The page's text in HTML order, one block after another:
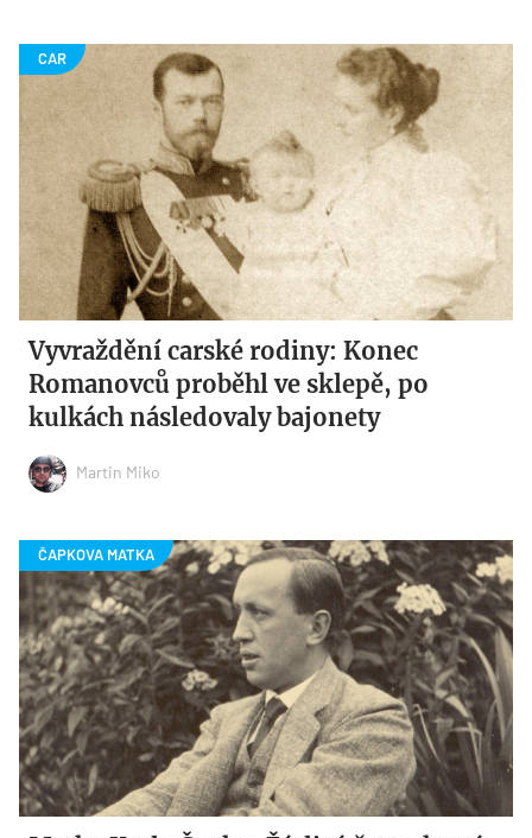
Vyvraždění carské rodiny: Konec
Romanovců proběhl ve sklepě, po
kulkách následovaly bajonety
Martin Miko